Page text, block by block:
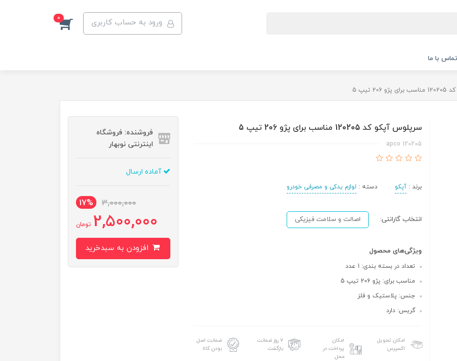
ورود به حساب کاربری 0
تماس با ما
تیپ 5
سرپلوس آپکو کد 120205 مناسب برای پژو 206 تیپ 5
120205 apco
برند : آپکو دسته : لوازم یدکی و مصرفی خودرو
انتخاب گارانتی: اصالت و سلامت فیزیکی
ویژگی‌های محصول
تعداد در بسته بندی: 1 عدد
مناسب برای: پژو 206 تیپ 5
جنس: پلاستیک و فلز
گریس: دارد
امکان تحویل
اکسپرس
امکان
پرداخت در
محل
۷ روز ضمانت
بازگشت
ضمانت اصل
بودن کالا
فروشنده: فروشگاه
اینترنتی نوبهار
آماده ارسال
3,000,000
17%
2,500,000 تومان